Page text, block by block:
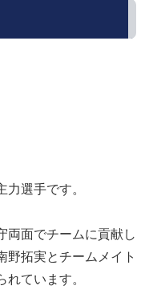
選手です。
両面でチームに貢献し
野拓実とチームメイト
ています。